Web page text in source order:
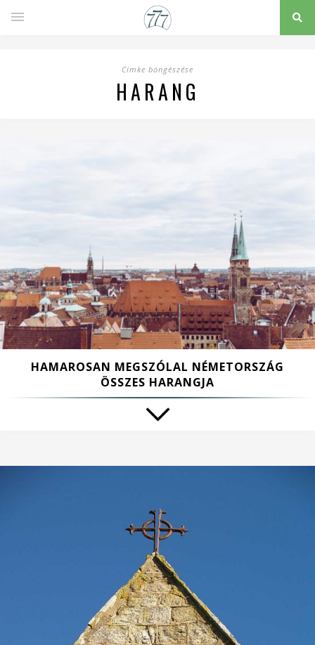
Címke böngészése
HARANG
HAMAROSAN MEGSZÓLAL NÉMETORSZÁG
ÖSSZES HARANGJA